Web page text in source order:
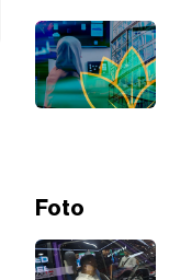
Foto